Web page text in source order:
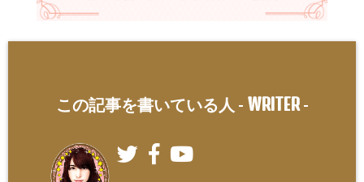
この記事を書いている人 - WRITER-